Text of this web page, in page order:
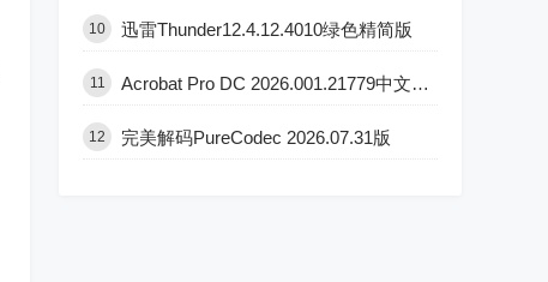
10 迅雷Thunder12.4.12.4010绿色精简版
11 Acrobat Pro DC 2026.001.21779中文直装版
12 完美解码PureCodec 2026.07.31版